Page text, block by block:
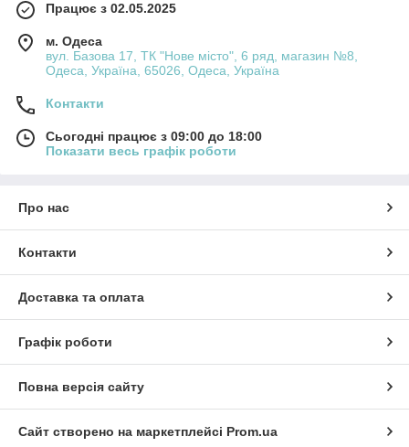
Працює з 02.05.2025
м. Одеса
вул. Базова 17, ТК "Нове місто", 6 ряд, магазин №8,
Одеса, Україна, 65026, Одеса, Україна
Контакти
Сьогодні працює з 09:00 до 18:00
Показати весь графік роботи
Про нас
Контакти
Доставка та оплата
Графік роботи
Повна версія сайту
Сайт створено на маркетплейсі Prom.ua